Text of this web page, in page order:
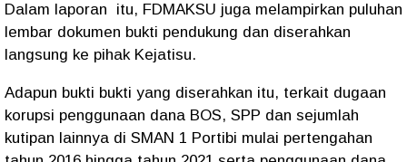
Dalam laporan itu, FDMAKSU juga melampirkan puluhan
lembar dokumen bukti pendukung dan diserahkan
langsung ke pihak Kejatisu.
Adapun bukti bukti yang diserahkan itu, terkait dugaan
korupsi penggunaan dana BOS, SPP dan sejumlah
kutipan lainnya di SMAN 1 Portibi mulai pertengahan